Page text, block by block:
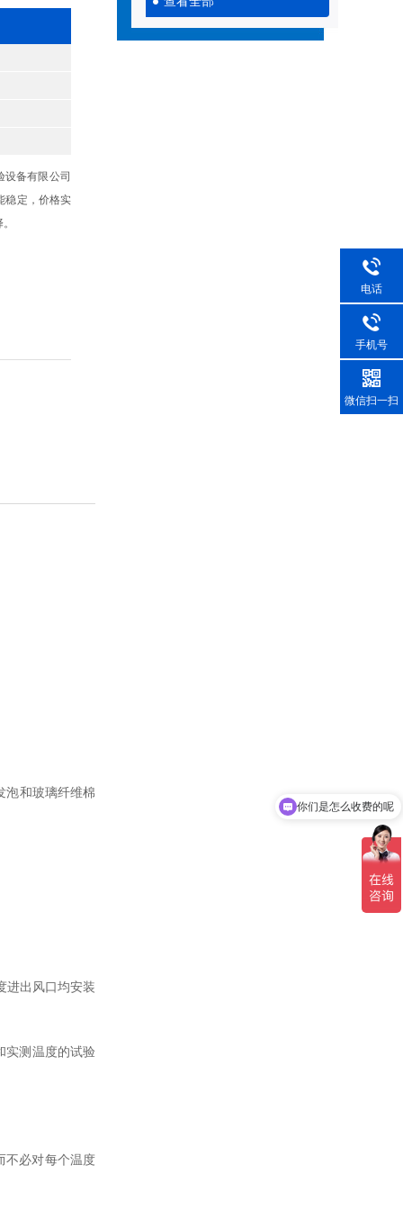
设备有限公司
稳定，价格实
泡和玻璃纤维棉
进出风口均安装
实测温度的试验
不必对每个温度
电话
手机号
微信扫一扫
你们是怎么收费的呢